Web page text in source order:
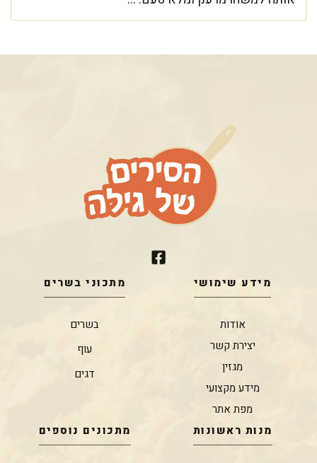
מידע שימושי
אודות
יצירת קשר
מגזין
מידע מקצועי
מפת אתר
מתכוני בשרים
בשרים
עוף
דגים
מנות ראשונות מתכונים נוספים